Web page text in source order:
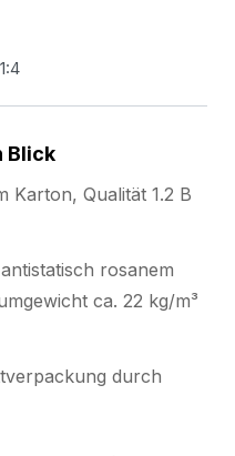
Blick
Karton, Qualität 1.2 B
rosanem
ca. 22 kg/m³
durch